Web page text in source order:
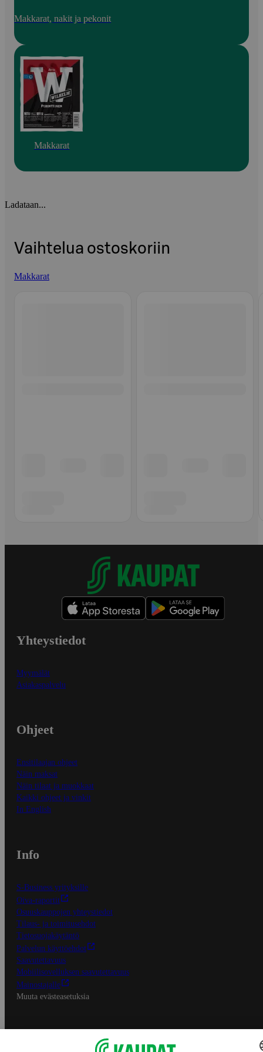
Makkarat, nakit ja pekonit
Makkarat
Ladataan...
Vaihtelua ostoskoriin
Makkarat
Yhteystiedot
Myymälät
Asiakaspalvelu
Ohjeet
Ensitilaajan ohjeet
Näin maksat
Näin tilaat ja muokkaat
Kaikki ohjeet ja vinkit
In English
Info
S-Business yrityksille
Oiva-raportit
Osuuskauppojen yhteystiedot
Tilaus- ja toimitusehdot
Tietosuojakäytäntö
Palvelun käyttöehdot
Saavutettavuus
Mobiilisovelluksen saavutettavuus
Mainostajalle
Muuta evästeasetuksia
S-ryhmän palvelut